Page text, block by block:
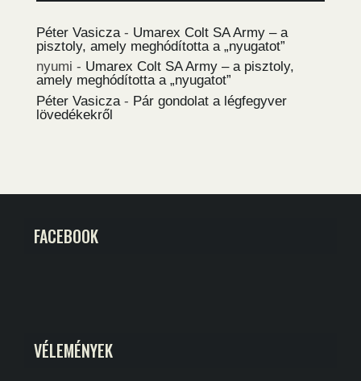
Péter Vasicza - Umarex Colt SA Army – a
pisztoly, amely meghódította a „nyugatot”
nyumi - Umarex Colt SA Army – a pisztoly,
amely meghódította a „nyugatot”
Péter Vasicza - Pár gondolat a légfegyver
lövedékekről
FACEBOOK
VÉLEMÉNYEK